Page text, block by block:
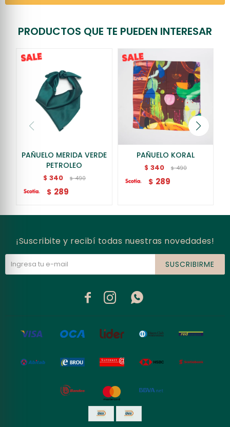
PRODUCTOS QUE TE PUEDEN INTERESAR
PAÑUELO MERIDA VERDE
PETROLEO
$ 340 $ 490
$ 289
PAÑUELO KORAL
$ 340 $ 490
$ 289
¡Suscribite y recibí todas nuestras novedades!
SUSCRIBIRME
  